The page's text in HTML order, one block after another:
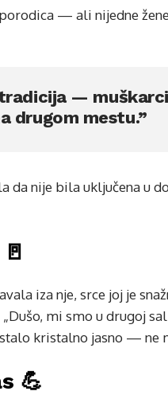
— ali nijedne
—
drugom mestu.”
da nije bila uključena u
iza nje, srce joj je
mi smo u drugoj
kristalno jasno — ne
💪